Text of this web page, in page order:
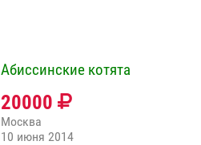
Абиссинские котята
20000
Москва
10 июня 2014